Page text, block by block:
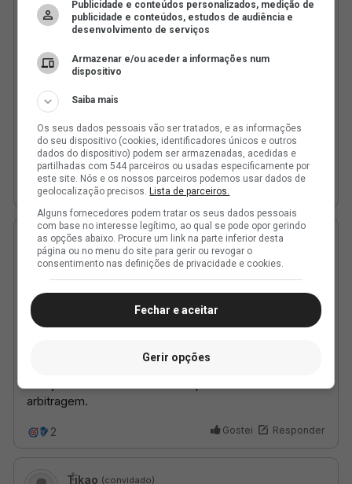
Publicidade e conteúdos personalizados, medição de
publicidade e conteúdos, estudos de audiência e
desenvolvimento de serviços
Armazenar e/ou aceder a informações num
dispositivo
Saiba mais
Os seus dados pessoais vão ser tratados, e as informações
do seu dispositivo (cookies, identificadores únicos e outros
dados do dispositivo) podem ser armazenadas, acedidas e
partilhadas com 544 parceiros ou usadas especificamente por
este site. Nós e os nossos parceiros podemos usar dados de
geolocalização precisos.Lista de parceiros.
Alguns fornecedores podem tratar os seus dados pessoais
com base no interesse legítimo, ao qual se pode opor gerindo
as opções abaixo. Procure um link na parte inferior desta
página ou no menu do site para gerir ou revogar o
consentimento nas definições de privacidade e cookies.
Fechar e aceitar
Gerir opções